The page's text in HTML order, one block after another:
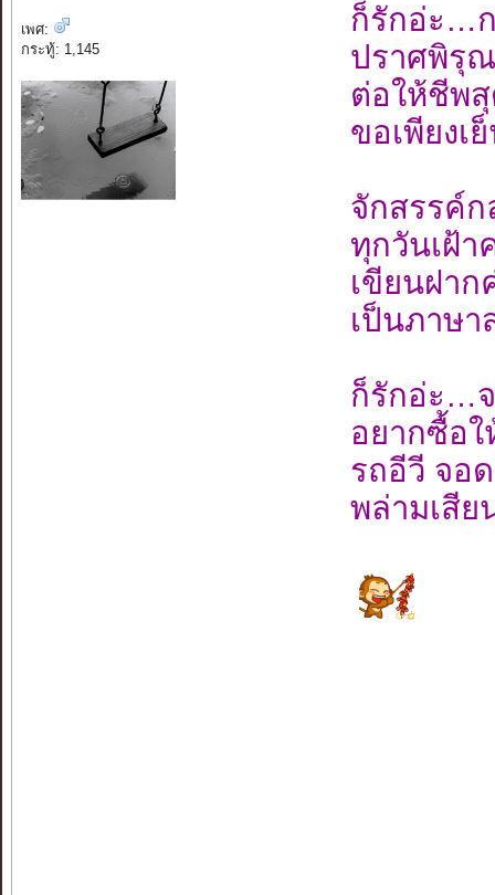
เพศ:
กระทู้: 1,145
ก็รักอ่ะ…
ปราศพิรุณ
ต่อให้ชีพ
ขอเพียงเ
จักสรรค์ก
ทุกวันเฝ้
เขียนฝา
เป็นภาษ
ก็รักอ่ะ…
อยากซื้อ
รถอีวี จอ
พล่ามเสี